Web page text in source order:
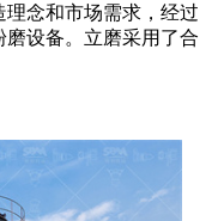
念和市场需求，经过
设备。立磨采用了合